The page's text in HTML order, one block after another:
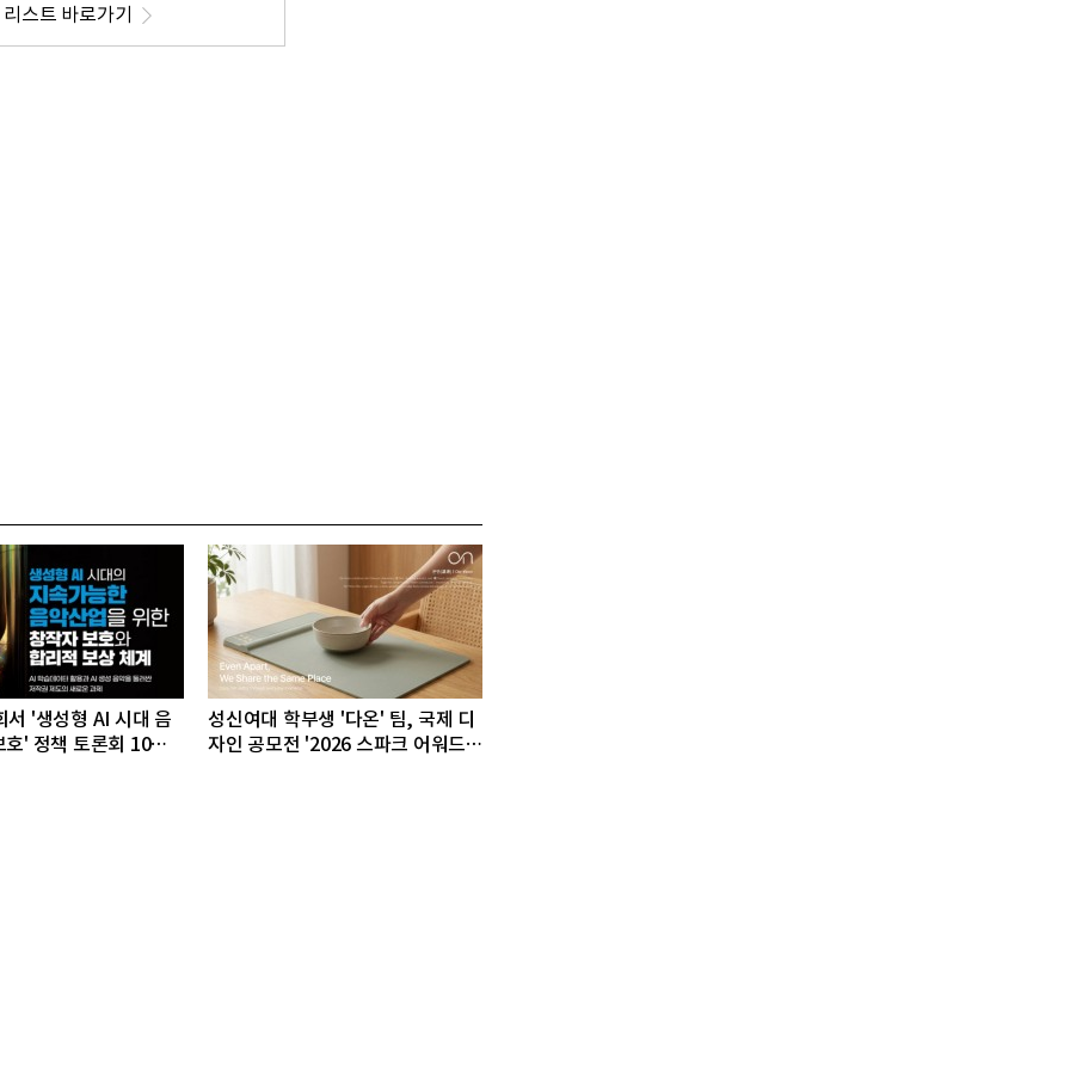
리스트 바로가기
서 '생성형 AI 시대 음
호' 정책 토론회 10일
성신여대 학부생 '다온' 팀, 국제 디
자인 공모전 '2026 스파크 어워드'